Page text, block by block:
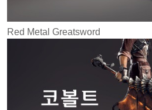
Red Metal Greatsword